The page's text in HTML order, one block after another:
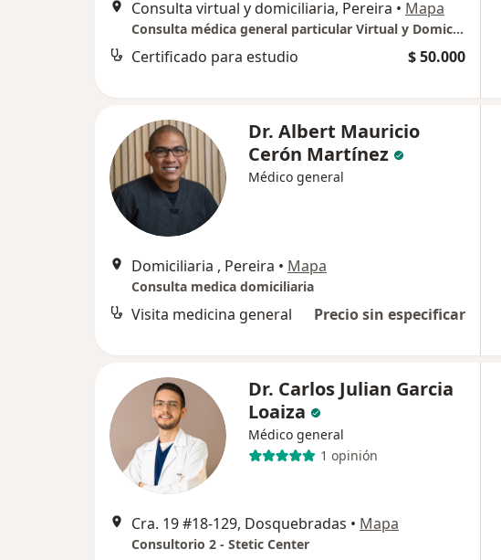
Consulta virtual y domiciliaria, Pereira • Mapa
Consulta médica general particular Virtual y Domiciliaria
Certificado para estudio $ 50.000
Dr. Albert Mauricio
Cerón Martínez
Médico general
Domiciliaria , Pereira • Mapa
Consulta medica domiciliaria
Visita medicina general Precio sin especificar
Dr. Carlos Julian Garcia
Loaiza
Médico general
1 opinión
Cra. 19 #18-129, Dosquebradas • Mapa
Consultorio 2 - Stetic Center